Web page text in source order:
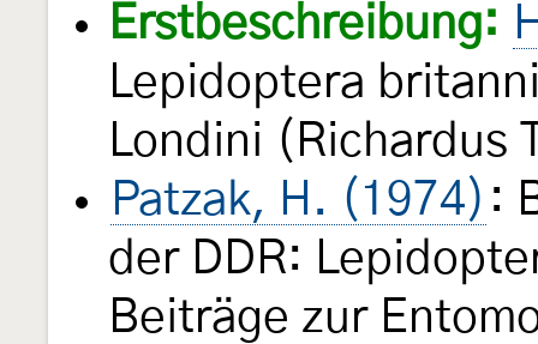
Erstbeschreibung:
Lepidoptera
Londini (Richardus
Patzak, H. (1974) :
der DDR:
Beiträge zur